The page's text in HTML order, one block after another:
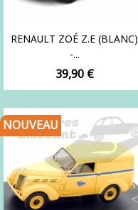
RENAULT ZOÉ Z.E (BLANC)
-...
Prix
39,90 €
NOUVEAU